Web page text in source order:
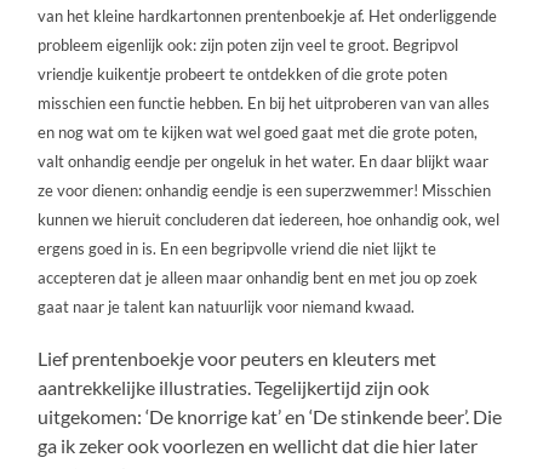
van het kleine hardkartonnen prentenboekje af. Het onderliggende
probleem eigenlijk ook: zijn poten zijn veel te groot. Begripvol
vriendje kuikentje probeert te ontdekken of die grote poten
misschien een functie hebben. En bij het uitproberen van van alles
en nog wat om te kijken wat wel goed gaat met die grote poten,
valt onhandig eendje per ongeluk in het water. En daar blijkt waar
ze voor dienen: onhandig eendje is een superzwemmer! Misschien
kunnen we hieruit concluderen dat iedereen, hoe onhandig ook, wel
ergens goed in is. En een begripvolle vriend die niet lijkt te
accepteren dat je alleen maar onhandig bent en met jou op zoek
gaat naar je talent kan natuurlijk voor niemand kwaad.
Lief prentenboekje voor peuters en kleuters met
aantrekkelijke illustraties. Tegelijkertijd zijn ook
uitgekomen: ‘De knorrige kat’ en ‘De stinkende beer’. Die
ga ik zeker ook voorlezen en wellicht dat die hier later